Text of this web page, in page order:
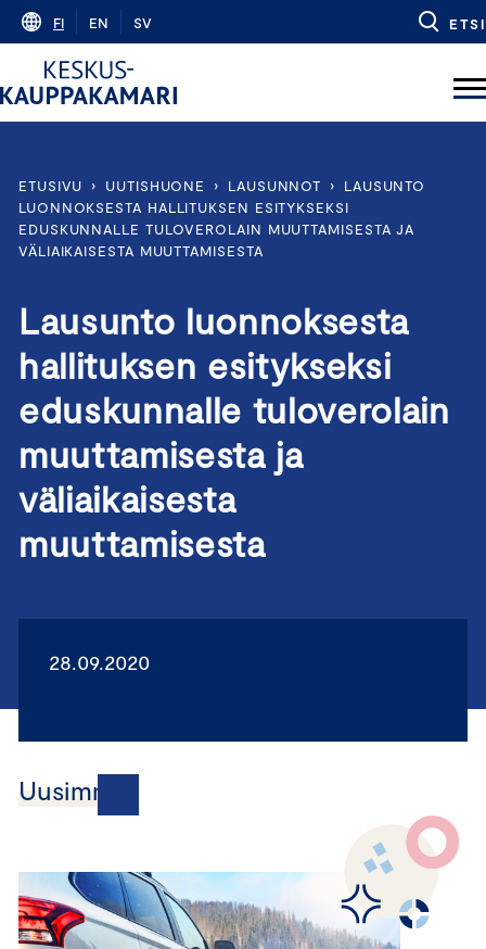
Skip
content
FI EN SV ETSI
ETUSIVU › UUTISHUONE › LAUSUNNOT ›
LAUSUNTO
LUONNOKSESTA HALLITUKSEN ESITYKSEKSI
EDUSKUNNALLE TULOVEROLAIN MUUTTAMISESTA JA
VÄLIAIKAISESTA MUUTTAMISESTA
Lausunto luonnoksesta
hallituksen esitykseksi
eduskunnalle tuloverolain
muuttamisesta ja
väliaikaisesta
muuttamisesta
28.09.2020
Uusimmat